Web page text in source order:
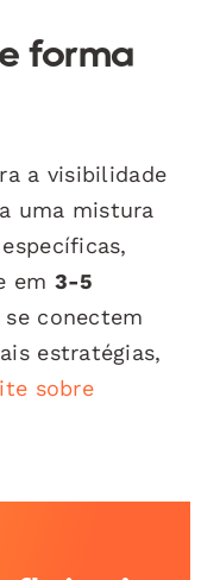
forma
a visibilidade
uma mistura
em 3-5
se conectem
estratégias,
sobre